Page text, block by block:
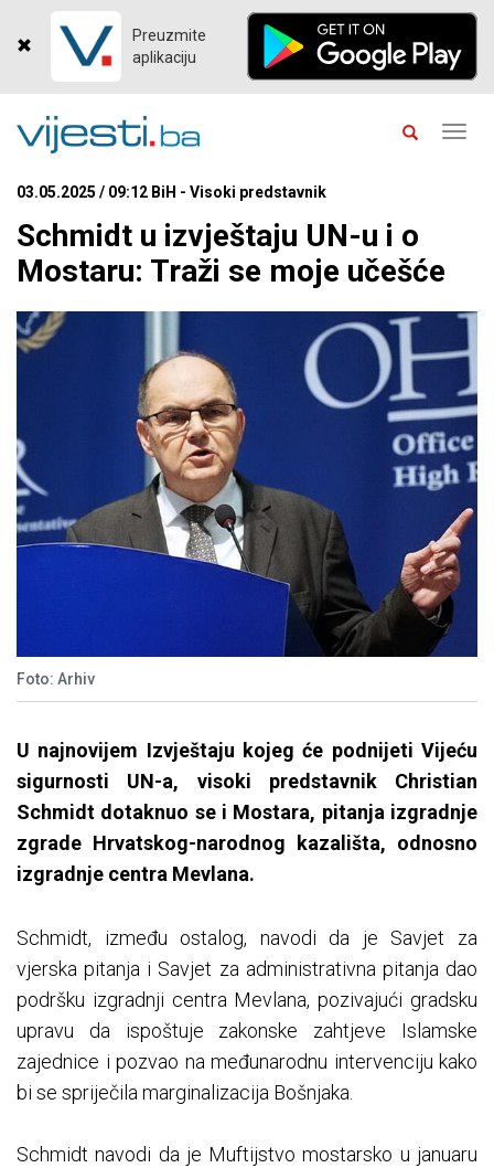
Preuzmite
aplikaciju
03.05.2025 / 09:12 BiH - Visoki predstavnik
Schmidt u izvještaju UN-u i o
Mostaru: Traži se moje učešće
Foto: Arhiv
U najnovijem Izvještaju kojeg će podnijeti Vijeću
sigurnosti UN-a, visoki predstavnik Christian
Schmidt dotaknuo se i Mostara, pitanja izgradnje
zgrade Hrvatskog-narodnog kazališta, odnosno
izgradnje centra Mevlana.
Schmidt, između ostalog, navodi da je Savjet za
vjerska pitanja i Savjet za administrativna pitanja dao
podršku izgradnji centra Mevlana, pozivajući gradsku
upravu da ispoštuje zakonske zahtjeve Islamske
zajednice i pozvao na međunarodnu intervenciju kako
bi se spriječila marginalizacija Bošnjaka.
Schmidt navodi da je Muftijstvo mostarsko u januaru